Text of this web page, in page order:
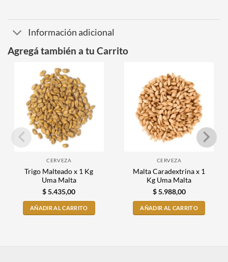
Información adicional
Agregá también a tu Carrito
CERVEZA
Trigo Malteado x 1 Kg
Uma Malta
$5.435,00
AÑADIR AL CARRITO
CERVEZA
Malta Caradextrina x 1
Kg Uma Malta
$5.988,00
AÑADIR AL CARRITO